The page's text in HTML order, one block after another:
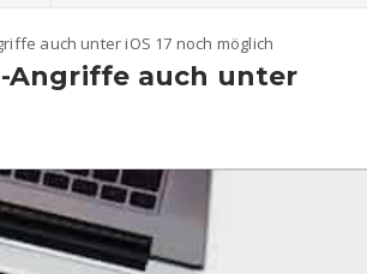
auch unter iOS 17 noch möglich
Angriffe auch unter